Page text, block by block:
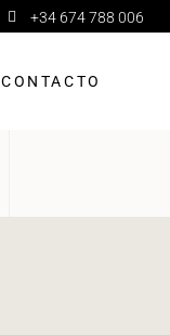
+34 674 788 006
CONTACTO